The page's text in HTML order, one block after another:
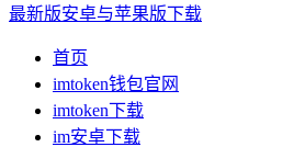
首页
imtoken钱包官网
imtoken下载
im安卓下载